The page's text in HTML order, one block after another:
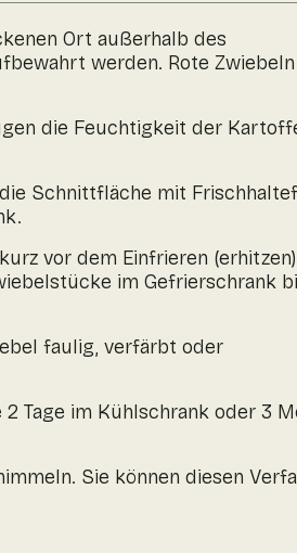
Ort außerhalb des
werden. Rote
die Feuchtigkeit der
Schnittfläche mit
vor dem Einfrieren
im Gefrierschrank
faulig, verfärbt oder
Tage im Kühlschrank oder 3
Sie können diesen